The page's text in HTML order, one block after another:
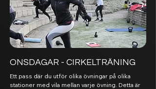
ONSDAGAR - CIRKELTRÄNING
Ett pass där du utför olika övningar på olika
stationer med vila mellan varje övning. Detta är